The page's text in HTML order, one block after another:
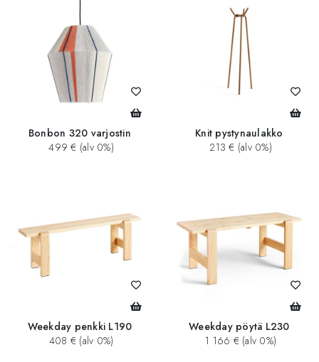
Bonbon 320 varjostin
499 € (alv 0%)
Knit pystynaulakko
213 € (alv 0%)
Weekday penkki L190
408 € (alv 0%)
Weekday pöytä L230
1 166 € (alv 0%)